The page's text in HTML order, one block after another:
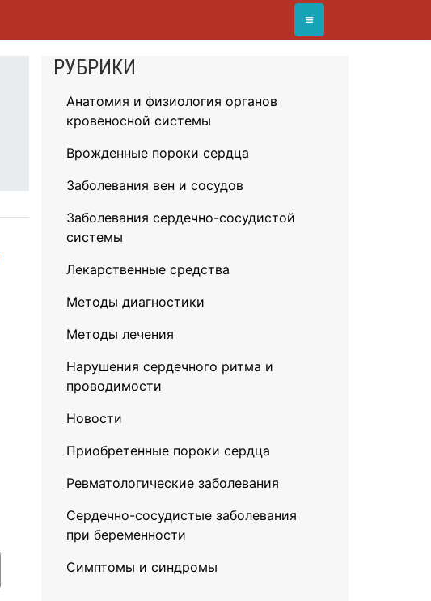
≡
РУБРИКИ
Анатомия и физиология органов
кровеносной системы
Врожденные пороки сердца
Заболевания вен и сосудов
Заболевания сердечно-сосудистой
системы
Лекарственные средства
Методы диагностики
Методы лечения
Нарушения сердечного ритма и
проводимости
Новости
Приобретенные пороки сердца
Ревматологические заболевания
Сердечно-сосудистые заболевания
при беременности
Симптомы и синдромы